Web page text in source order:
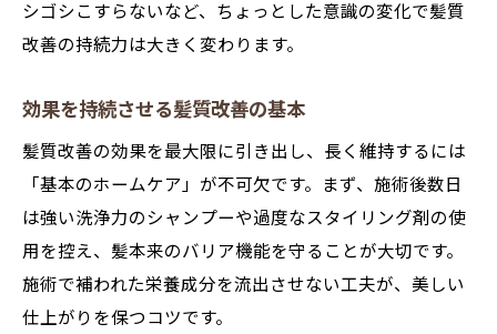
髪質改善で実感する変化と継続法
サロン施術×髪質改善の相乗効果
施術後の髪を長持ちさせる習慣チェック
髪質改善後の長持ち習慣を身につける
髪質改善の持続に役立つ行動ポイント
日々の小さな習慣が髪質改善の決め手
髪質改善後に避けたいNG行動まとめ
シゴシこすらないなど、ちょっとした意識の変化で髪質
改善の持続力は大きく変わります。
効果を持続させる髪質改善の基本
髪質改善の効果を最大限に引き出し、長く維持するには
「基本のホームケア」が不可欠です。まず、施術後数日
は強い洗浄力のシャンプーや過度なスタイリング剤の使
用を控え、髪本来のバリア機能を守ることが大切です。
施術で補われた栄養成分を流出させない工夫が、美しい
仕上がりを保つコツです。